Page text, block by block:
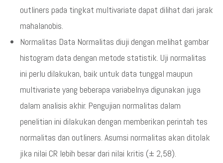
outliners pada tingkat multivariate dapat dilihat dari jarak
mahalanobis.
Normalitas Data Normalitas diuji dengan melihat gambar
histogram data dengan metode statistik. Uji normalitas
ini perlu dilakukan, baik untuk data tunggal maupun
multivariate yang beberapa variabelnya digunakan juga
dalam analisis akhir. Pengujian normalitas dalam
penelitian ini dilakukan dengan memberikan perintah tes
normalitas dan outliners. Asumsi normalitas akan ditolak
jika nilai CR lebih besar dari nilai kritis (± 2,58).